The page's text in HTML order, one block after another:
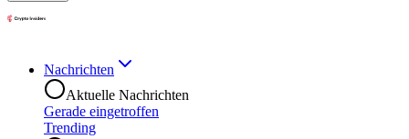
Nachrichten
Aktuelle Nachrichten
Gerade eingetroffen
Trending